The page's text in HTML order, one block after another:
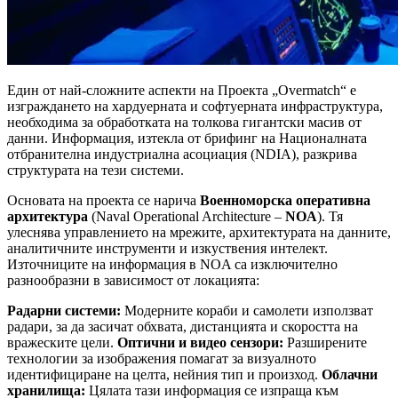
Един от най-сложните аспекти на Проекта „Overmatch“ е
изграждането на хардуерната и софтуерната инфраструктура,
необходима за обработката на толкова гигантски масив от
данни. Информация, изтекла от брифинг на Националната
отбранителна индустриална асоциация (NDIA), разкрива
структурата на тези системи.
Основата на проекта се нарича Военноморска оперативна
архитектура (Naval Operational Architecture – NOA). Тя
улеснява управлението на мрежите, архитектурата на данните,
аналитичните инструменти и изкуствения интелект.
Източниците на информация в NOA са изключително
разнообразни в зависимост от локацията:
Радарни системи: Модерните кораби и самолети използват
радари, за да засичат обхвата, дистанцията и скоростта на
вражеските цели. Оптични и видео сензори: Разширените
технологии за изображения помагат за визуалното
идентифициране на целта, нейния тип и произход. Облачни
хранилища: Цялата тази информация се изпраща към